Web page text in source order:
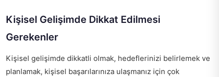
Kişisel Gelişimde Dikkat Edilmesi
Gerekenler
Kişisel gelişimde dikkatli olmak, hedeflerinizi belirlemek ve
planlamak, kişisel başarılarınıza ulaşmanız için çok